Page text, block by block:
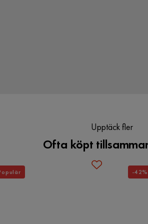
Upptäck fler
Ofta köpt
-42%